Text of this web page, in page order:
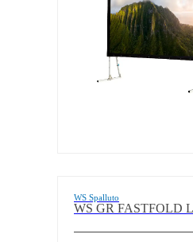
WS Spalluto
WS GR FASTFOLD